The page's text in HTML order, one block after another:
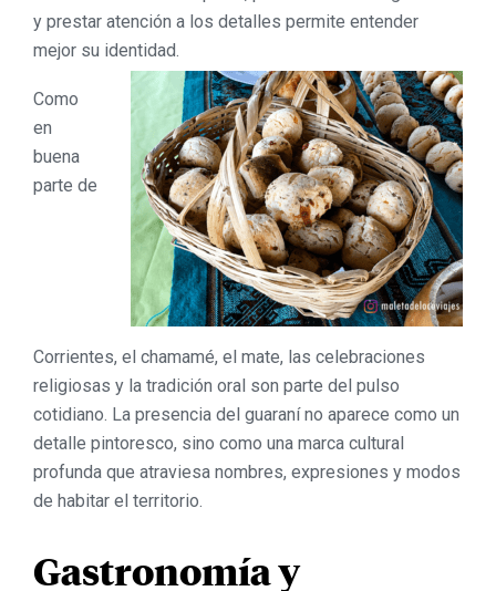
y prestar atención a los detalles permite entender
mejor su identidad.
Como
en
buena
parte de
Corrientes, el chamamé, el mate, las celebraciones
religiosas y la tradición oral son parte del pulso
cotidiano. La presencia del guaraní no aparece como un
detalle pintoresco, sino como una marca cultural
profunda que atraviesa nombres, expresiones y modos
de habitar el territorio.
Gastronomía y